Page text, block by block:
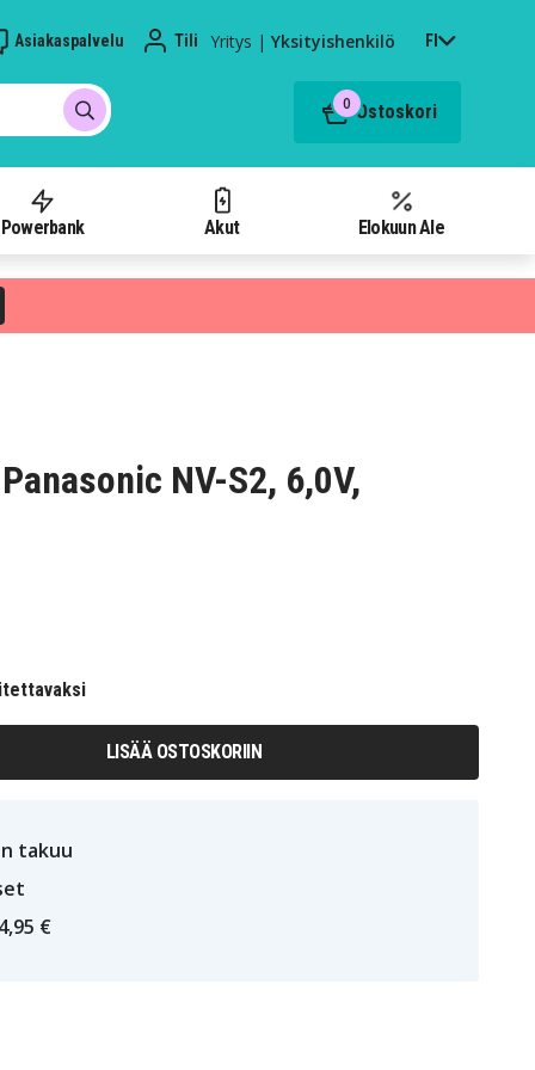
Asiakaspalvelu Tili Yritys | Yksityishenkilö FI
0 Ostoskori
Powerbank Akut Elokuun Ale
NV-S2, 6,0V,
LISÄÄ OSTOSKORIIN
takuu
€